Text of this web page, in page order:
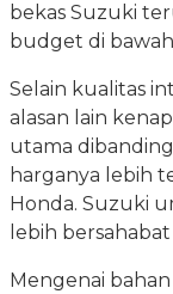
bekas Suzuki
budget di
Selain kualitas
alasan lain
utama
harganya lebih
Honda. Suzuki
lebih
Mengenai